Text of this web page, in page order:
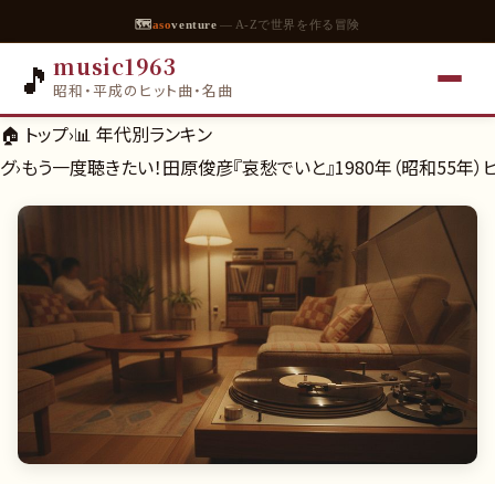
🗺asoventure — A-Zで世界を作る冒険
🎵 music1963
昭和・平成のヒット曲・名曲
🏠 トップ›📊 年代別ランキン
グ›もう一度聴きたい！田原俊彦『哀愁でいと』1980年（昭和55年）